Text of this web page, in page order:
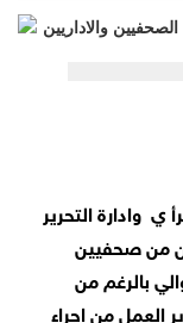
وادارة التحرير
من صحفيين
بالرغم من
العمل من اجراء